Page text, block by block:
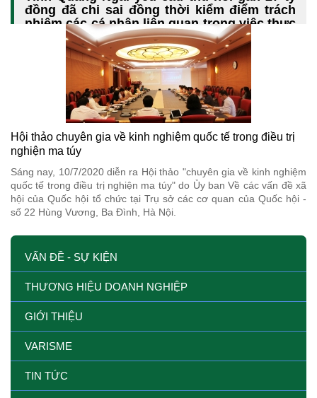
đồng đã chi sai đồng thời kiểm điểm trách
nhiệm các cá nhân liên quan trong việc thực
hiện chính sách hỗ trợ thoát nghèo.
Hội thảo chuyên gia về kinh nghiệm quốc tế trong điều trị
nghiện ma túy
Sáng nay, 10/7/2020 diễn ra Hội thảo "chuyên gia về kinh nghiệm
quốc tế trong điều trị nghiện ma túy" do Ủy ban Về các vấn đề xã
hội của Quốc hội tổ chức tại Trụ sở các cơ quan của Quốc hội -
số 22 Hùng Vương, Ba Đình, Hà Nội.
VẤN ĐỀ - SỰ KIỆN
THƯƠNG HIỆU DOANH NGHIỆP
GIỚI THIỆU
VARISME
TIN TỨC